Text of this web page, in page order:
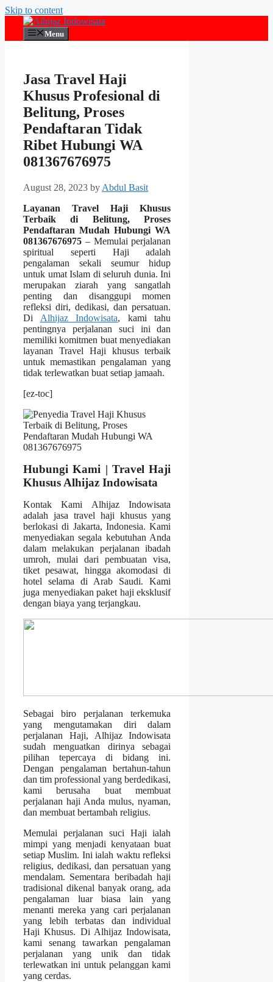
Skip to content
Menu
Jasa Travel Haji
Khusus Profesional di
Belitung, Proses
Pendaftaran Tidak
Ribet Hubungi WA
081367676975
August 28, 2023 by Abdul Basit
Layanan Travel Haji Khusus
Terbaik di Belitung, Proses
Pendaftaran Mudah Hubungi WA
081367676975 – Memulai perjalanan
spiritual seperti Haji adalah
pengalaman sekali seumur hidup
untuk umat Islam di seluruh dunia. Ini
merupakan ziarah yang sangatlah
penting dan disanggupi momen
refleksi diri, dedikasi, dan persatuan.
Di Alhijaz Indowisata, kami tahu
pentingnya perjalanan suci ini dan
memiliki komitmen buat menyediakan
layanan Travel Haji khusus terbaik
untuk memastikan pengalaman yang
tidak terlewatkan buat setiap jamaah.
[ez-toc]
Hubungi Kami | Travel Haji
Khusus Alhijaz Indowisata
Kontak Kami Alhijaz Indowisata
adalah jasa travel haji khusus yang
berlokasi di Jakarta, Indonesia. Kami
menyediakan segala kebutuhan Anda
dalam melakukan perjalanan ibadah
umroh, mulai dari pembuatan visa,
tiket pesawat, hingga akomodasi di
hotel selama di Arab Saudi. Kami
juga menyediakan paket haji eksklusif
dengan biaya yang terjangkau.
Sebagai biro perjalanan terkemuka
yang mengutamakan diri dalam
perjalanan Haji, Alhijaz Indowisata
sudah menguatkan dirinya sebagai
pilihan tepercaya di bidang ini.
Dengan pengalaman bertahun-tahun
dan tim professional yang berdedikasi,
kami berusaha buat membuat
perjalanan haji Anda mulus, nyaman,
dan membuat bertambah religius.
Memulai perjalanan suci Haji ialah
mimpi yang menjadi kenyataan buat
setiap Muslim. Ini ialah waktu refleksi
religius, dedikasi, dan persatuan yang
mendalam. Sementara beribadah haji
tradisional dikenal banyak orang, ada
pengalaman luar biasa lain yang
menanti mereka yang cari perjalanan
yang lebih terbatas dan individual
Haji Khusus. Di Alhijaz Indowisata,
kami senang tawarkan pengalaman
perjalanan yang unik dan tidak
terlewatkan ini untuk pelanggan kami
yang cerdas.